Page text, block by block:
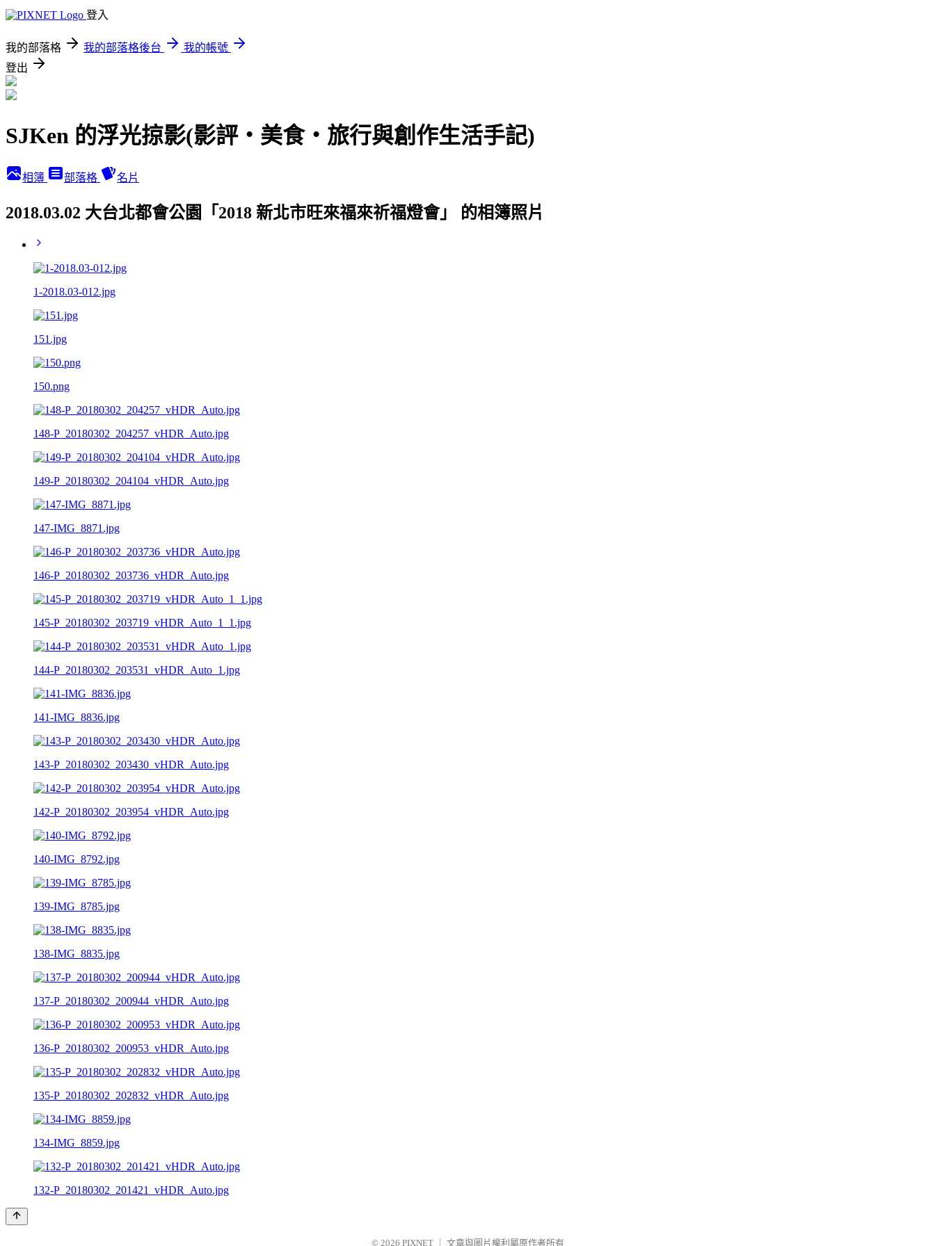
登入
我的部落格 我的部落格後台
我的帳號
登出
SJKen 的浮光掠影(影評‧美食‧旅行與創作生活手記)
相簿 部落格 名片
2018.03.02 大台北都會公園「2018 新北市旺來福來祈福燈會」 的相簿照片
1-2018.03-012.jpg
151.jpg
150.png
148-P_20180302_204257_vHDR_Auto.jpg
149-P_20180302_204104_vHDR_Auto.jpg
147-IMG_8871.jpg
146-P_20180302_203736_vHDR_Auto.jpg
145-P_20180302_203719_vHDR_Auto_1_1.jpg
144-P_20180302_203531_vHDR_Auto_1.jpg
141-IMG_8836.jpg
143-P_20180302_203430_vHDR_Auto.jpg
142-P_20180302_203954_vHDR_Auto.jpg
140-IMG_8792.jpg
139-IMG_8785.jpg
138-IMG_8835.jpg
137-P_20180302_200944_vHDR_Auto.jpg
136-P_20180302_200953_vHDR_Auto.jpg
135-P_20180302_202832_vHDR_Auto.jpg
134-IMG_8859.jpg
132-P_20180302_201421_vHDR_Auto.jpg
© 2026 PIXNET 文章與圖片權利屬原作者所有